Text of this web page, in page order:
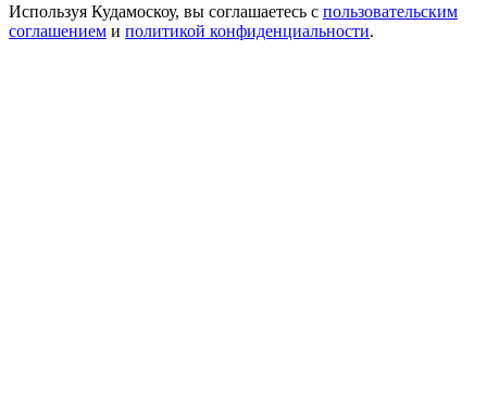
Используя Кудамоскоу, вы соглашаетесь с пользовательским
соглашением и политикой конфиденциальности.